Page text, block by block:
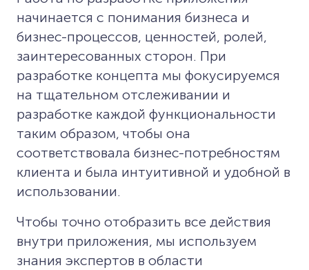
начинается с понимания бизнеса и
бизнес-процессов, ценностей, ролей,
заинтересованных сторон. При
разработке концепта мы фокусируемся
на тщательном отслеживании и
разработке каждой функциональности
таким образом, чтобы она
соответствовала бизнес-потребностям
клиента и была интуитивной и удобной в
использовании.
Чтобы точно отобразить все действия
внутри приложения, мы используем
знания экспертов в области